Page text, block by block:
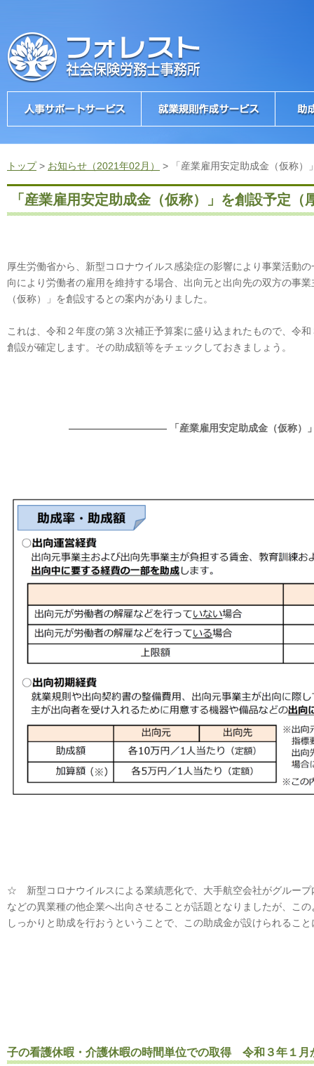
トップ> お知らせ（2021年02月） > 「産業雇用安定助成金（仮称
「産業雇用安定助成金（仮称）」を創設予定（
厚生労働省から、新型コロナウイルス感染症の影響により事業活動
向により労働者の雇用を維持する場合、出向元と出向先の双方の事
（仮称）」を創設するとの案内がありました。
これは、令和２年度の第３次補正予算案に盛り込まれたもので、令
創設が確定します。その助成額等をチェックしておきましょう。
―――――――――― 「産業雇用安定助成金（仮称
☆ 新型コロナウイルスによる業績悪化で、大手航空会社がグループ
などの異業種の他企業へ出向させることが話題となりましたが、こ
しっかりと助成を行おうということで、この助成金が設けられるこ
子の看護休暇・介護休暇の時間単位での取得 令和３年１月